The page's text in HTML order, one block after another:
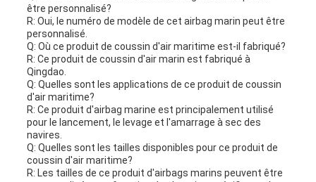
être personnalisé?
R: Oui, le numéro de modèle de cet airbag marin peut être
personnalisé.
Q: Où ce produit de coussin d'air maritime est-il fabriqué?
R: Ce produit de coussin d'air marin est fabriqué à
Qingdao.
Q: Quelles sont les applications de ce produit de coussin
d'air maritime?
R: Ce produit d'airbag marine est principalement utilisé
pour le lancement, le levage et l'amarrage à sec des
navires.
Q: Quelles sont les tailles disponibles pour ce produit de
coussin d'air maritime?
R: Les tailles de ce produit d'airbags marins peuvent être